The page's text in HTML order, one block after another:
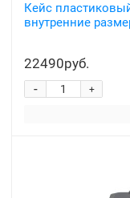
Кейс
внутренние
22490руб.
+
-